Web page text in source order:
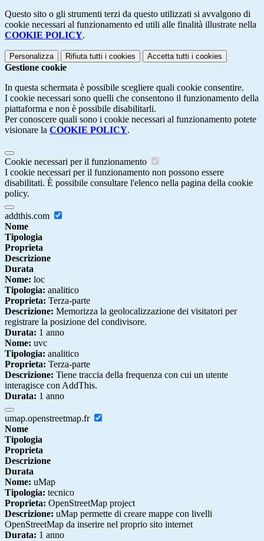
Questo sito o gli strumenti terzi da questo utilizzati si avvalgono di
cookie necessari al funzionamento ed utili alle finalità illustrate nella
COOKIE POLICY.
Personalizza Rifiuta tutti i cookies Accetta tutti i cookies
Gestione cookie
In questa schermata è possibile scegliere quali cookie consentire.
I cookie necessari sono quelli che consentono il funzionamento della
piattaforma e non è possibile disabilitarli.
Per conoscere quali sono i cookie necessari al funzionamento potete
visionare la COOKIE POLICY.
Cookie necessari per il funzionamento
I cookie necessari per il funzionamento non possono essere
disabilitati. È possibile consultare l'elenco nella pagina della cookie
policy.
addthis.com
Nome
Tipologia
Proprieta
Descrizione
Durata
Nome: loc
Tipologia: analitico
Proprieta: Terza-parte
Descrizione: Memorizza la geolocalizzazione dei visitatori per
registrare la posizione del condivisore.
Durata: 1 anno
Nome: uvc
Tipologia: analitico
Proprieta: Terza-parte
Descrizione: Tiene traccia della frequenza con cui un utente
interagisce con AddThis.
Durata: 1 anno
umap.openstreetmap.fr
Nome
Tipologia
Proprieta
Descrizione
Durata
Nome: uMap
Tipologia: tecnico
Proprieta: OpenStreetMap project
Descrizione: uMap permette di creare mappe con livelli
OpenStreetMap da inserire nel proprio sito internet
Durata: 1 anno